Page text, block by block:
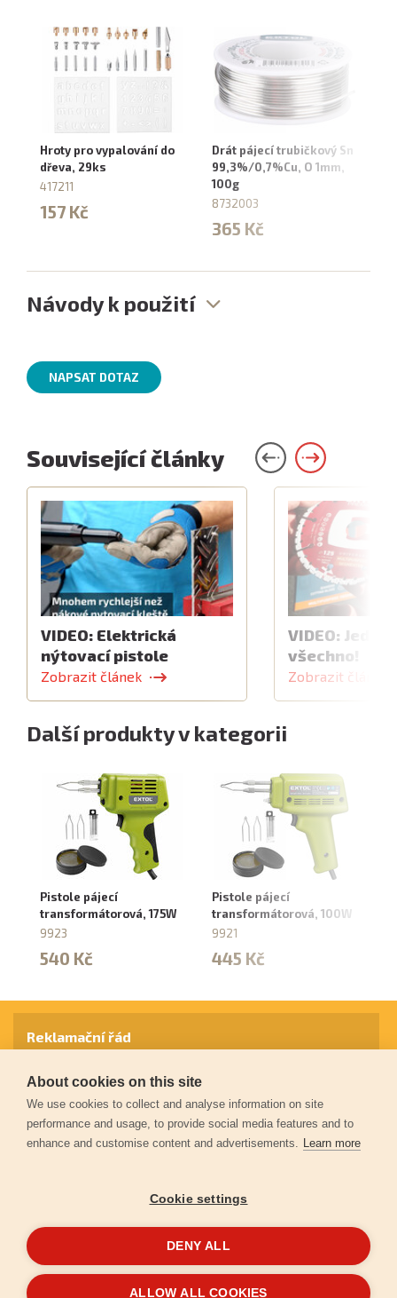
Hroty pro vypalování do
dřeva, 29ks
417211
157 Kč
Drát pájecí trubičkový Sn
99,3%/0,7%Cu, O 1mm,
100g
8732003
365 Kč
Návody k použití
NAPSAT DOTAZ
Související články
VIDEO: Elektrická
nýtovací pistole
Zobrazit článek
VIDEO:
všechno!
Zobrazit článek
Další produkty v kategorii
Pistole pájecí
transformátorová, 175W
9923
540 Kč
Pistole pájecí
transformátorová, 100W
9921
445 Kč
© 2026Extol.cz- Všechna práva vyhrazena
Reklamační řád
Záruční podmínky
Ochrana osobních údajů
About cookies on this site
We use cookies to collect and analyse information on site
performance and usage, to provide social media features and to
enhance and customise content and advertisements. Learn more
Cookie settings
DENY ALL
ALLOW ALL COOKIES